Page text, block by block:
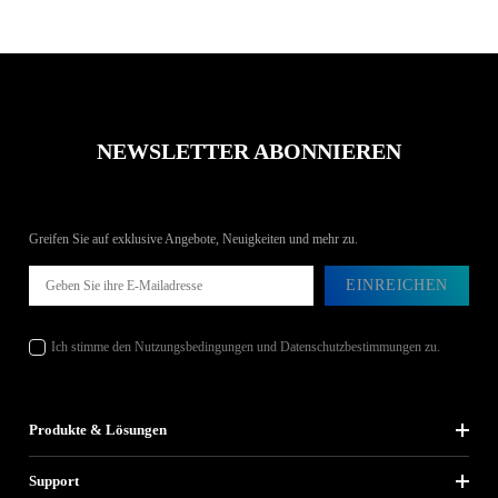
Produkte & Lösungen
Support
NEWSLETTER ABONNIEREN
Greifen Sie auf exklusive Angebote, Neuigkeiten und mehr zu.
EINREICHEN
Ich stimme den Nutzungsbedingungen und Datenschutzbestimmungen zu.